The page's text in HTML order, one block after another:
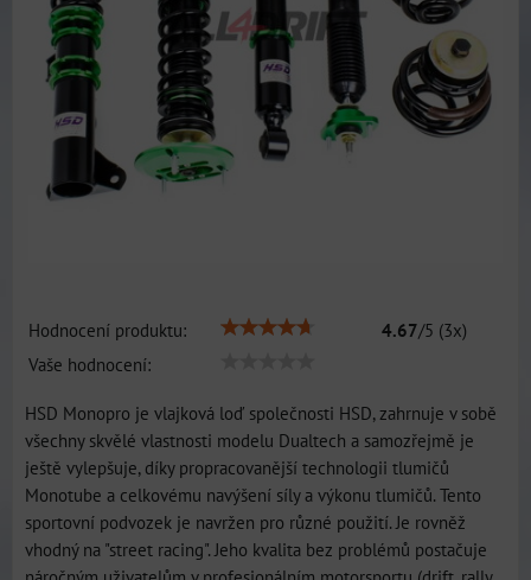
Hodnocení produktu: 4.67/5 (3x)
Vaše hodnocení:
HSD Monopro je vlajková loď společnosti HSD, zahrnuje v sobě
všechny skvělé vlastnosti modelu Dualtech a samozřejmě je
ještě vylepšuje, díky propracovanější technologii tlumičů
Monotube a celkovému navýšení síly a výkonu tlumičů. Tento
sportovní podvozek je navržen pro různé použití. Je rovněž
vhodný na "street racing". Jeho kvalita bez problémů postačuje